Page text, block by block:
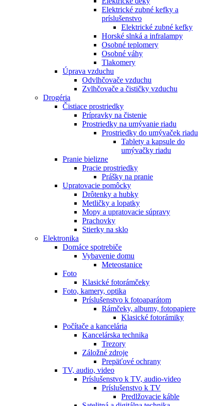
Elektrické zubné kefky a
príslušenstvo
Elektrické zubné kefky
Horské slnká a infralampy
Osobné teplomery
Osobné váhy
Tlakomery
Úprava vzduchu
Odvlhčovače vzduchu
Zvlhčovače a čističky vzduchu
Drogéria
Čistiace prostriedky
Prípravky na čistenie
Prostriedky na umývanie riadu
Prostriedky do umývaček riadu
Tablety a kapsule do
umývačky riadu
Pranie bielizne
Pracie prostriedky
Prášky na pranie
Upratovacie pomôcky
Drôtenky a hubky
Metličky a lopatky
Mopy a upratovacie súpravy
Prachovky
Stierky na sklo
Elektronika
Domáce spotrebiče
Vybavenie domu
Meteostanice
Foto
Klasické fotorámčeky
Foto, kamery, optika
Príslušenstvo k fotoaparátom
Rámčeky, albumy, fotopapiere
Klasické fotorámiky
Počítače a kancelária
Kancelárska technika
Trezory
Záložné zdroje
Prepäťové ochrany
TV, audio, video
Príslušenstvo k TV, audio-video
Príslušenstvo k TV
Predlžovacie káble